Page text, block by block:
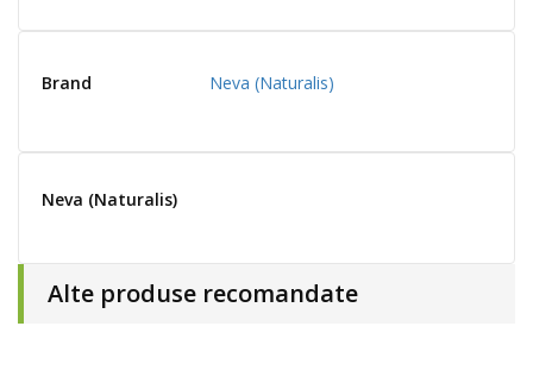
Brand Neva (Naturalis)
Neva (Naturalis)
Alte produse recomandate